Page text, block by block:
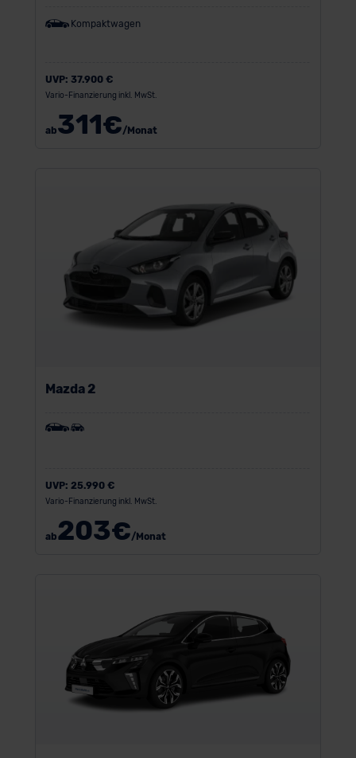
Kompaktwagen
UVP: 37.900 €
Vario-Finanzierung inkl. MwSt.
ab311€/Monat
Mazda 2
UVP: 25.990 €
Vario-Finanzierung inkl. MwSt.
ab203€/Monat